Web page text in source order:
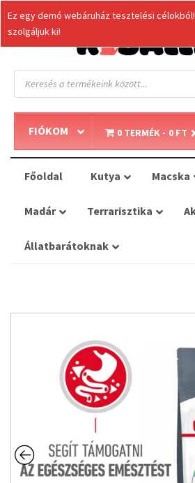
Products
search
FIÓKOM 0 TERMÉK 0 FT
Főoldal Kutya Macska
Madár Terrarisztika
Állatbarátoknak
Ez egy demó webáruház tesztelési
szolgáljuk ki!